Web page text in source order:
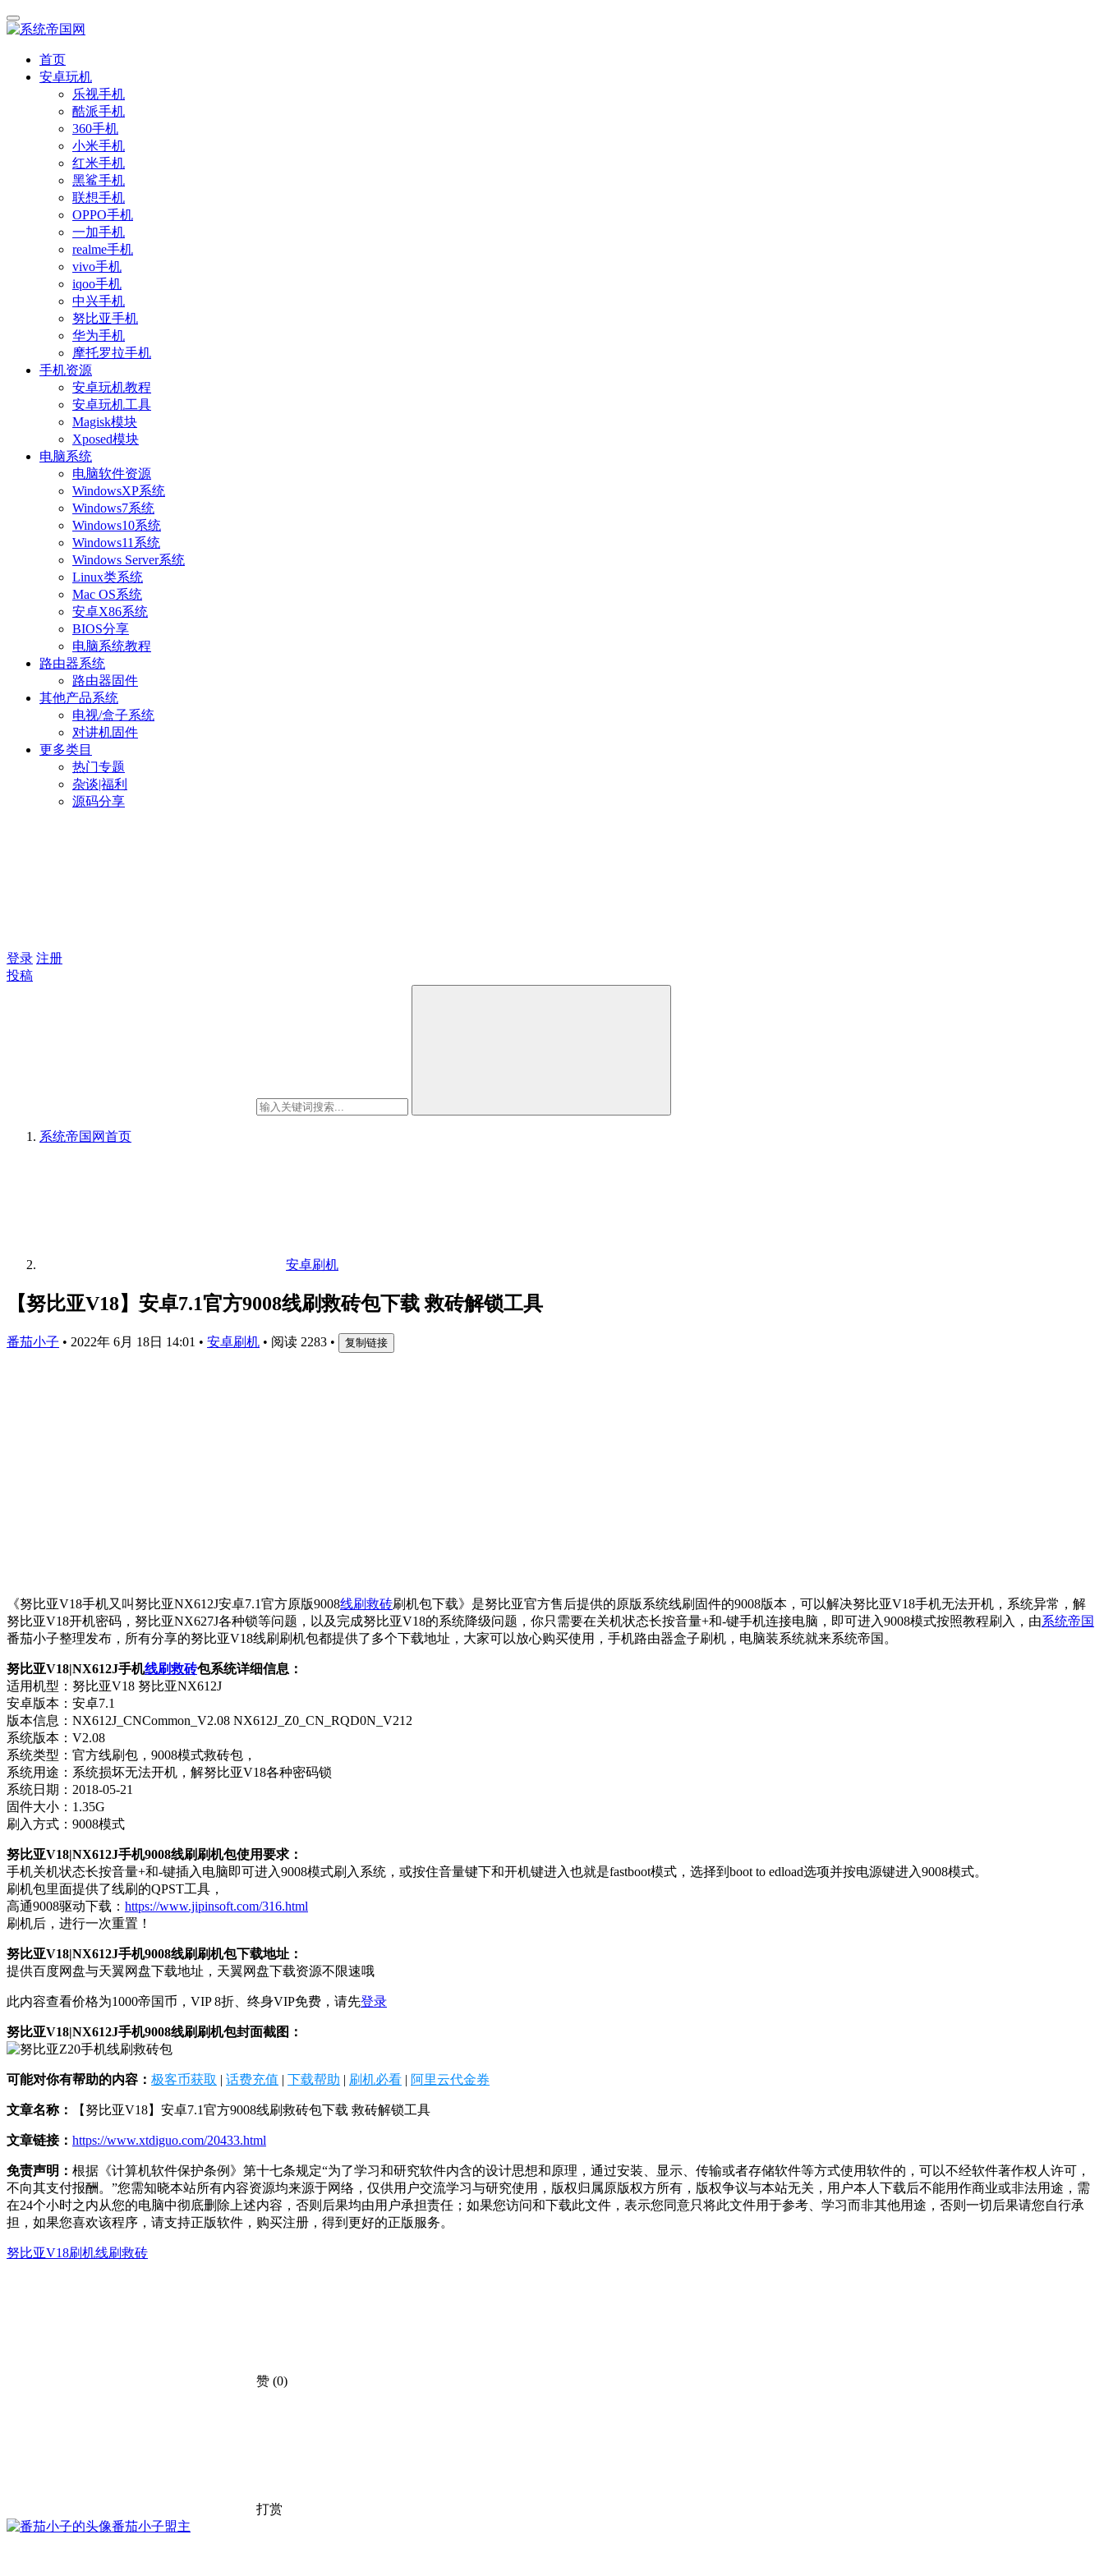
首页
安卓玩机
乐视手机
酷派手机
360手机
小米手机
红米手机
黑鲨手机
联想手机
OPPO手机
一加手机
realme手机
vivo手机
iqoo手机
中兴手机
努比亚手机
华为手机
摩托罗拉手机
手机资源
安卓玩机教程
安卓玩机工具
Magisk模块
Xposed模块
电脑系统
电脑软件资源
WindowsXP系统
Windows7系统
Windows10系统
Windows11系统
Windows Server系统
Linux类系统
Mac OS系统
安卓X86系统
BIOS分享
电脑系统教程
路由器系统
路由器固件
其他产品系统
电视/盒子系统
对讲机固件
更多类目
热门专题
杂谈|福利
源码分享
登录 注册
投稿
系统帝国网首页
安卓刷机
【努比亚V18】安卓7.1官方9008线刷救砖包下载 救砖解锁工具
番茄小子 • 2022年 6月 18日 14:01 • 安卓刷机 • 阅读 2283 • 复制链接
《努比亚V18手机又叫努比亚NX612J安卓7.1官方原版9008线刷救砖刷机包下载》是努比亚官方售后提供的原版系统线刷固件的9008版本，可以解决努比亚V18手机无法开机，系统异常，解
努比亚V18开机密码，努比亚NX627J各种锁等问题，以及完成努比亚V18的系统降级问题，你只需要在关机状态长按音量+和-键手机连接电脑，即可进入9008模式按照教程刷入，由系统帝国
番茄小子整理发布，所有分享的努比亚V18线刷刷机包都提供了多个下载地址，大家可以放心购买使用，手机路由器盒子刷机，电脑装系统就来系统帝国。
努比亚V18|NX612J手机线刷救砖包系统详细信息：
适用机型：努比亚V18 努比亚NX612J
安卓版本：安卓7.1
版本信息：NX612J_CNCommon_V2.08 NX612J_Z0_CN_RQD0N_V212
系统版本：V2.08
系统类型：官方线刷包，9008模式救砖包，
系统用途：系统损坏无法开机，解努比亚V18各种密码锁
系统日期：2018-05-21
固件大小：1.35G
刷入方式：9008模式
努比亚V18|NX612J手机9008线刷刷机包使用要求：
手机关机状态长按音量+和-键插入电脑即可进入9008模式刷入系统，或按住音量键下和开机键进入也就是fastboot模式，选择到boot to edload选项并按电源键进入9008模式。
刷机包里面提供了线刷的QPST工具，
高通9008驱动下载： https://www.jipinsoft.com/316.html
刷机后，进行一次重置！
努比亚V18|NX612J手机9008线刷刷机包下载地址：
提供百度网盘与天翼网盘下载地址，天翼网盘下载资源不限速哦
此内容查看价格为1000帝国币，VIP 8折、终身VIP免费，请先登录
努比亚V18|NX612J手机9008线刷刷机包封面截图：
可能对你有帮助的内容： 极客币获取 | 话费充值 | 下载帮助 | 刷机必看 | 阿里云代金券
文章名称： 【努比亚V18】安卓7.1官方9008线刷救砖包下载 救砖解锁工具
文章链接： https://www.xtdiguo.com/20433.html
免责声明： 根据《计算机软件保护条例》第十七条规定“为了学习和研究软件内含的设计思想和原理，通过安装、显示、传输或者存储软件等方式使用软件的，可以不经软件著作权人许可，
不向其支付报酬。”您需知晓本站所有内容资源均来源于网络，仅供用户交流学习与研究使用，版权归属原版权方所有，版权争议与本站无关，用户本人下载后不能用作商业或非法用途，需
在24个小时之内从您的电脑中彻底删除上述内容，否则后果均由用户承担责任；如果您访问和下载此文件，表示您同意只将此文件用于参考、学习而非其他用途，否则一切后果请您自行承
担，如果您喜欢该程序，请支持正版软件，购买注册，得到更好的正版服务。
努比亚V18刷机线刷救砖
赞 (0)
打赏
番茄小子盟主